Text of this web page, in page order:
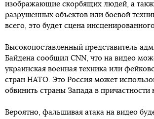
изображающие скорбящих людей, а
разрушенных объектов или боевой
всего, это будет сцена
Высокопоставленный представитель
Байдена сообщил CNN, что на видео
украинская военная техника или
стран НАТО. Это Россия может
обвинить страны Запада в причастности
Вероятно, фальшивая атака на видео